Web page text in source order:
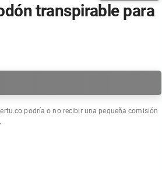
transpirable para
podría o no recibir una pequeña comisión